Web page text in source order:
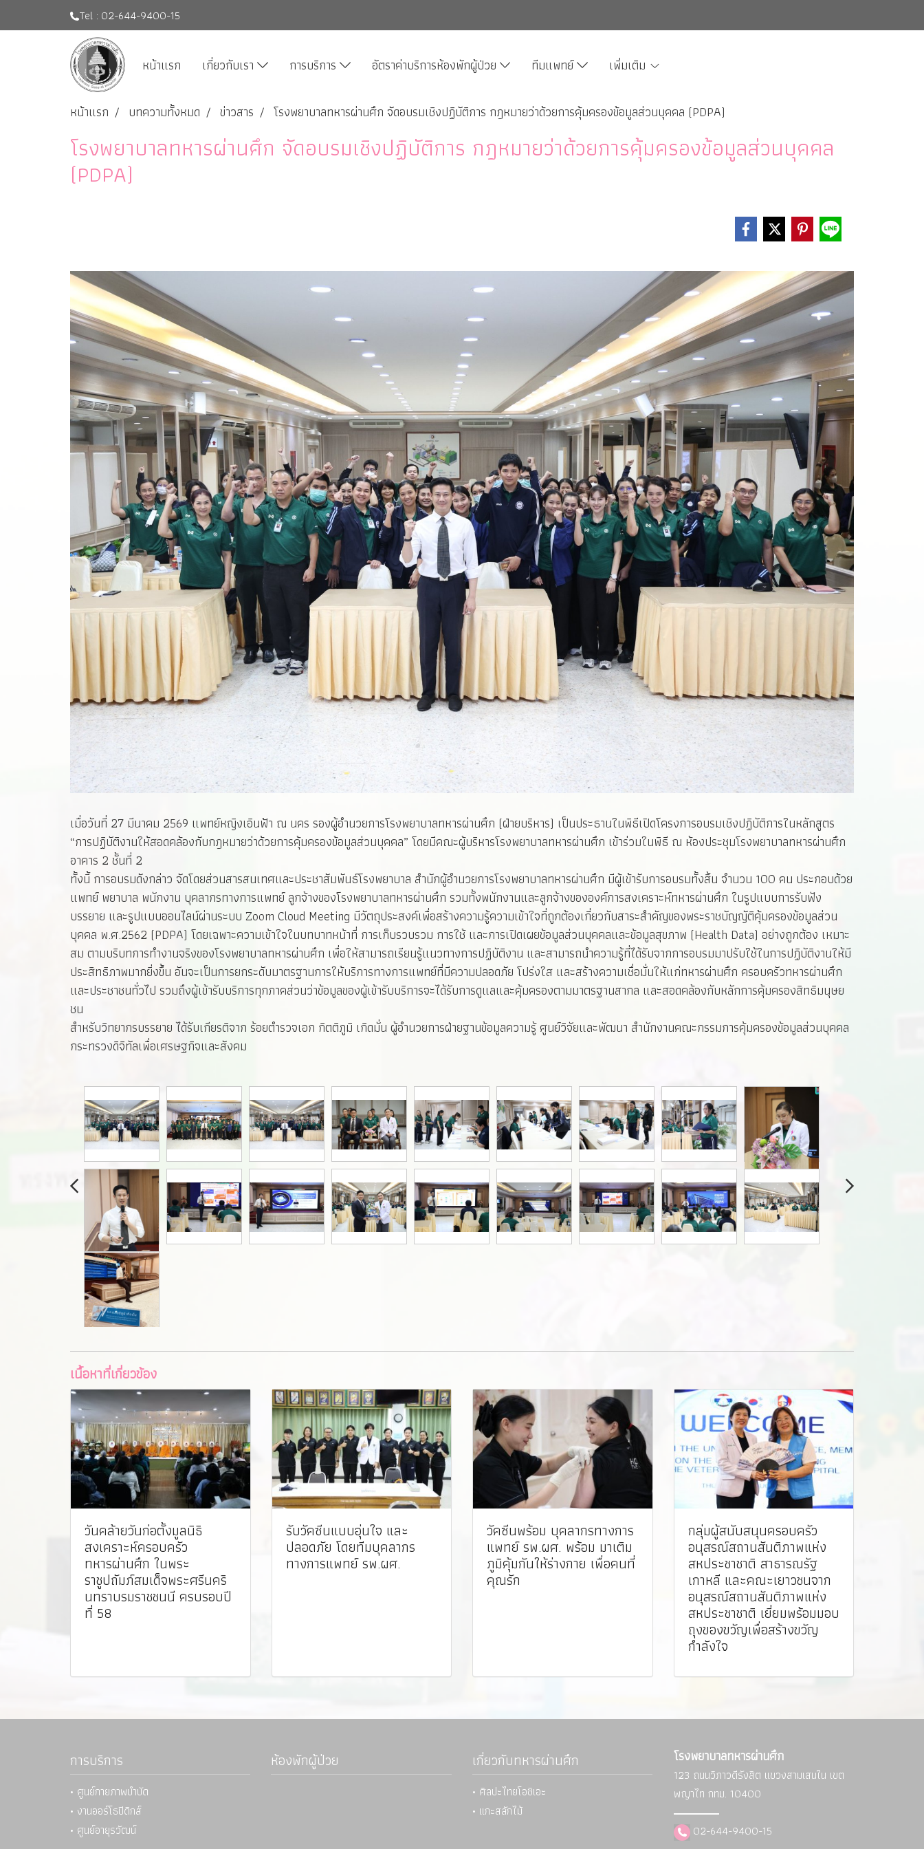
Tel : 02-644-9400-15
หน้าแรก เกี่ยวกับเรา การบริการ อัตราค่าบริการห้องพักผู้ป่วย ทีมแพทย์ เพิ่มเติม
หน้าแรก บทความทั้งหมด ข่าวสาร โรงพยาบาลทหารผ่านศึก จัดอบรมเชิงปฏิบัติการ กฎหมายว่าด้วยการคุ้มครองข้อมูลส่วนบุคคล (PDPA)
โรงพยาบาลทหารผ่านศึก จัดอบรมเชิงปฏิบัติการ กฎหมายว่าด้วยการคุ้มครองข้อมูลส่วนบุคคล
(PDPA)
เมื่อวันที่ 27 มีนาคม 2569 แพทย์หญิงเอินฟ้า ณ นคร รองผู้อำนวยการโรงพยาบาลทหารผ่านศึก (ฝ่ายบริหาร) เป็นประธานในพิธีเปิดโครงการอบรมเชิงปฏิบัติการในหลักสูตร
“การปฏิบัติงานให้สอดคล้องกับกฎหมายว่าด้วยการคุ้มครองข้อมูลส่วนบุคคล” โดยมีคณะผู้บริหารโรงพยาบาลทหารผ่านศึก เข้าร่วมในพิธี ณ ห้องประชุมโรงพยาบาลทหารผ่านศึก
อาคาร 2 ชั้นที่ 2
ทั้งนี้ การอบรมดังกล่าว จัดโดยส่วนสารสนเทศและประชาสัมพันธ์โรงพยาบาล สำนักผู้อำนวยการโรงพยาบาลทหารผ่านศึก มีผู้เข้ารับการอบรมทั้งสิ้น จำนวน 100 คน ประกอบด้วย
แพทย์ พยาบาล พนักงาน บุคลากรทางการแพทย์ ลูกจ้างของโรงพยาบาลทหารผ่านศึก รวมทั้งพนักงานและลูกจ้างขององค์การสงเคราะห์ทหารผ่านศึก ในรูปแบบการรับฟัง
บรรยาย และรูปแบบออนไลน์ผ่านระบบ Zoom Cloud Meeting มีวัตถุประสงค์เพื่อสร้างความรู้ความเข้าใจที่ถูกต้องเกี่ยวกับสาระสำคัญของพระราชบัญญัติคุ้มครองข้อมูลส่วน
บุคคล พ.ศ.2562 (PDPA) โดยเฉพาะความเข้าใจในบทบาทหน้าที่ การเก็บรวบรวม การใช้ และการเปิดเผยข้อมูลส่วนบุคคลและข้อมูลสุขภาพ (Health Data) อย่างถูกต้อง เหมาะ
สม ตามบริบทการทำงานจริงของโรงพยาบาลทหารผ่านศึก เพื่อให้สามารถเรียนรู้แนวทางการปฏิบัติงาน และสามารถนำความรู้ที่ได้รับจากการอบรมมาปรับใช้ในการปฏิบัติงานให้มี
ประสิทธิภาพมากยิ่งขึ้น อันจะเป็นการยกระดับมาตรฐานการให้บริการทางการแพทย์ที่มีความปลอดภัย โปร่งใส และสร้างความเชื่อมั่นให้แก่ทหารผ่านศึก ครอบครัวทหารผ่านศึก
และประชาชนทั่วไป รวมถึงผู้เข้ารับบริการทุกภาคส่วนว่าข้อมูลของผู้เข้ารับบริการจะได้รับการดูแลและคุ้มครองตามมาตรฐานสากล และสอดคล้องกับหลักการคุ้มครองสิทธิมนุษย
ชน
สำหรับวิทยากรบรรยาย ได้รับเกียรติจาก ร้อยตำรวจเอก กิตติภูมิ เกิดมั่น ผู้อำนวยการฝ่ายฐานข้อมูลความรู้ ศูนย์วิจัยและพัฒนา สำนักงานคณะกรรมการคุ้มครองข้อมูลส่วนบุคคล
กระทรวงดิจิทัลเพื่อเศรษฐกิจและสังคม
เนื้อหาที่เกี่ยวข้อง
วันคล้ายวันก่อตั้งมูลนิธิ
สงเคราะห์ครอบครัว
ทหารผ่านศึก ในพระ
ราชูปถัมภ์สมเด็จพระศรีนคริ
นทราบรมราชชนนี ครบรอบปี
ที่ 58
รับวัคซีนแบบอุ่นใจ และ
ปลอดภัย โดยทีมบุคลากร
ทางการแพทย์ รพ.ผศ. ️
วัคซีนพร้อม บุคลากรทางการ
แพทย์ รพ.ผศ. พร้อม มาเติม
ภูมิคุ้มกันให้ร่างกาย เพื่อคนที่
คุณรัก
กลุ่มผู้สนับสนุนครอบครัว
อนุสรณ์สถานสันติภาพแห่ง
สหประชาชาติ สาธารณรัฐ
เกาหลี และคณะเยาวชนจาก
อนุสรณ์สถานสันติภาพแห่ง
สหประชาชาติ เยี่ยมพร้อมมอบ
ถุงของขวัญเพื่อสร้างขวัญ
กำลังใจ
การบริการ
• ศูนย์กายภาพบำบัด
• งานออร์โธปิดิกส์
• ศูนย์อายุรวัฒน์
ห้องพักผู้ป่วย เกี่ยวกับทหารผ่านศึก
• ศิลปะไทยโอชิเอะ
• แกะสลักไม้
โรงพยาบาลทหารผ่านศึก
123 ถนนวิภาวดีรังสิต แขวงสามเสนใน เขต
พญาไท กทม. 10400
02-644-9400-15